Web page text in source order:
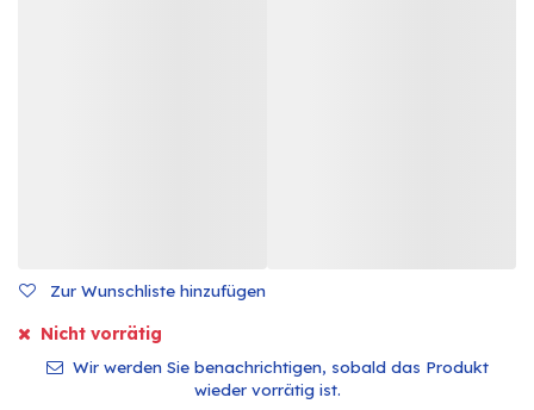
Zur Wunschliste hinzufügen
Nicht vorrätig
Wir werden Sie benachrichtigen, sobald das Produkt
wieder vorrätig ist.